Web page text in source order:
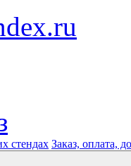
стендах Заказ, оплата,